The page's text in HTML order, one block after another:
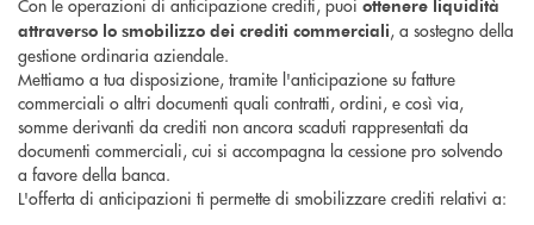
Con le operazioni di anticipazione crediti, puoi ottenere liquidità
attraverso lo smobilizzo dei crediti commerciali, a sostegno della
gestione ordinaria aziendale.
Mettiamo a tua disposizione, tramite l'anticipazione su fatture
commerciali o altri documenti quali contratti, ordini, e così via,
somme derivanti da crediti non ancora scaduti rappresentati da
documenti commerciali, cui si accompagna la cessione pro solvendo
a favore della banca.
L'offerta di anticipazioni ti permette di smobilizzare crediti relativi a: